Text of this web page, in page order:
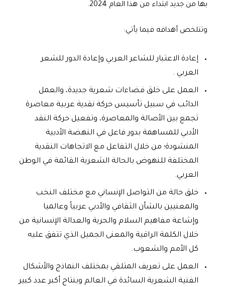
بها من جديد ابتداء من هذا العام 2024.
وتتلخص أهدافه فيما يأتي:
إعادة الاعتبار للشاعر العربي وإعادة الدور للشعر
العربي .
العمل على خلق فضاءات شعرية جديدة، والعمل
الدائب في سبيل تأسيس حركة نقدية عربية معاصرة
تجمع بين الأصالة والمعاصرة، وتفعيل حركة النقد
الأدبي للمساهمة بدور فاعل في النهضة الأدبية
المنشودة؛ من خلال التفاعل مع الاتجاهات النقدية
المختلفة للنهوض بالحالة الشعرية القائمة في الوطن
العربي.
خلق حالة من التواصل الإنساني مع مختلف النخب
والمعنيين بالشأن الثقافي والأدبي عربياً وعالميا
وإشاعة مفاهيم السلام والحرية والعدالة الإنسانية من
خلال الكلمة الراقية والمعنى الجميل الذي تتفق عليه
كل الأمم والشعوب.
العمل على تعريف المتلقي بمختلف النماذج والأشكال
الفنية الشعرية السائدة في العالم وبنتاج أكبر عدد كبير